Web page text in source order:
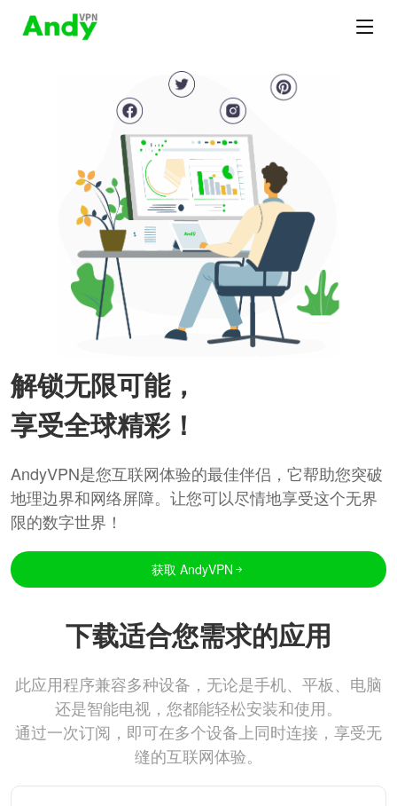
解锁无限可能，
享受全球精彩！
AndyVPN是您互联网体验的最佳伴侣，它帮助您突破
地理边界和网络屏障。让您可以尽情地享受这个无界
限的数字世界！
获取 AndyVPN
下载适合您需求的应用
此应用程序兼容多种设备，无论是手机、平板、电脑
还是智能电视，您都能轻松安装和使用。
通过一次订阅，即可在多个设备上同时连接，享受无
缝的互联网体验。